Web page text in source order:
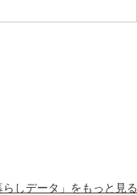
しデータ」をもっと見る